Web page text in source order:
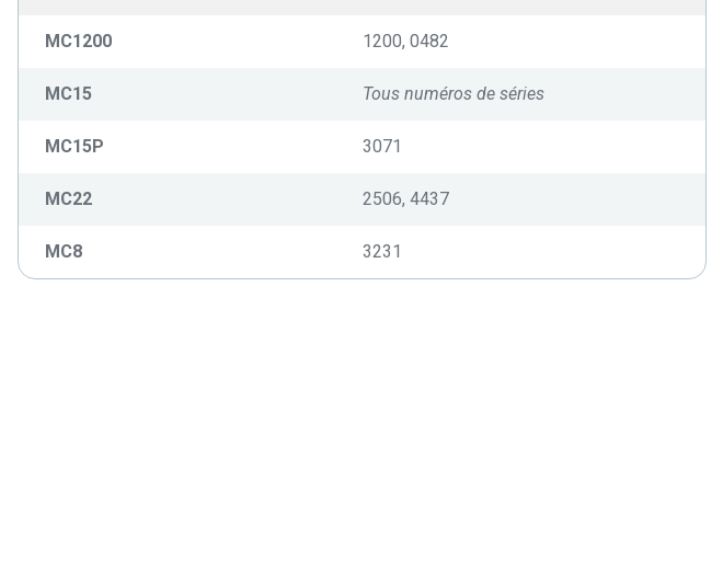
MC1200 1200, 0482
MC15 Tous numéros de séries
MC15P 3071
MC22 2506, 4437
MC8 3231